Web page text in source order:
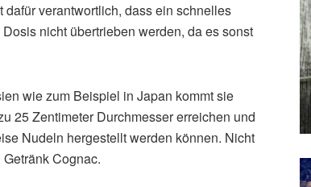
verantwortlich, dass ein schnelles
nicht übertrieben werden, da es sonst
wie zum Beispiel in Japan kommt sie
25 Zentimeter Durchmesser erreichen und
Nudeln hergestellt werden können. Nicht
Cognac.